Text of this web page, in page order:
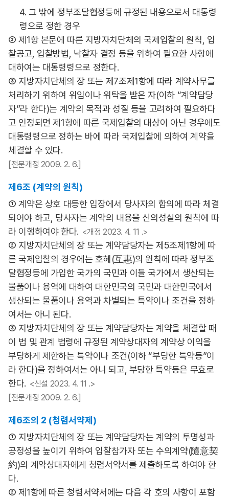
4. 그 밖에 정부조달협정등에 규정된 내용으로서 대통령
령으로 정한 경우
② 제1항 본문에 따른 지방자치단체의 국제입찰의 원칙, 입
찰공고, 입찰방법, 낙찰자 결정 등을 위하여 필요한 사항에
대하여는 대통령령으로 정한다.
③ 지방자치단체의 장 또는 제7조제1항에 따라 계약사무를
처리하기 위하여 위임이나 위탁을 받은 자(이하 “계약담당
자”라 한다)는 계약의 목적과 성질 등을 고려하여 필요하다
고 인정되면 제1항에 따른 국제입찰의 대상이 아닌 경우에도
대통령령으로 정하는 바에 따라 국제입찰에 의하여 계약을
체결할 수 있다.
[전문개정 2009. 2. 6.]
제6조 (계약의 원칙)
① 계약은 상호 대등한 입장에서 당사자의 합의에 따라 체결
되어야 하고, 당사자는 계약의 내용을 신의성실의 원칙에 따
라 이행하여야 한다. <개정 2023. 4. 11 .>
② 지방자치단체의 장 또는 계약담당자는 제5조제1항에 따
른 국제입찰의 경우에는 호혜(互惠)의 원칙에 따라 정부조
달협정등에 가입한 국가의 국민과 이들 국가에서 생산되는
물품이나 용역에 대하여 대한민국의 국민과 대한민국에서
생산되는 물품이나 용역과 차별되는 특약이나 조건을 정하
여서는 아니 된다.
③ 지방자치단체의 장 또는 계약담당자는 계약을 체결할 때
이 법 및 관계 법령에 규정된 계약상대자의 계약상 이익을
부당하게 제한하는 특약이나 조건(이하 “부당한 특약등”이
라 한다)을 정하여서는 아니 되고, 부당한 특약등은 무효로
한다. <신설 2023. 4. 11 .>
[전문개정 2009. 2. 6.]
제6조의 2 (청렴서약제)
① 지방자치단체의 장 또는 계약담당자는 계약의 투명성과
공정성을 높이기 위하여 입찰참가자 또는 수의계약(隨意契
約)의 계약상대자에게 청렴서약서를 제출하도록 하여야 한
다.
② 제1항에 따른 청렴서약서에는 다음 각 호의 사항이 포함